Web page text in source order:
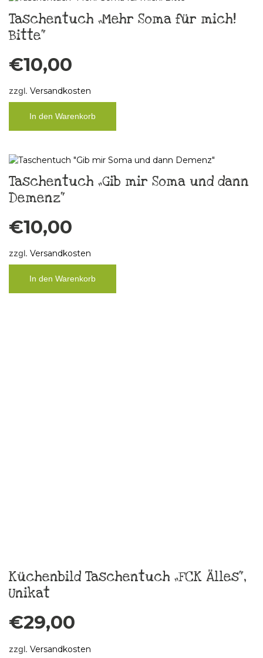
Taschentuch „Mehr Soma für mich!
Bitte“
€10,00
zzgl. Versandkosten
In den Warenkorb
Taschentuch „Gib mir Soma und dann
Demenz“
€10,00
zzgl. Versandkosten
In den Warenkorb
In den Warenkorb
Skatje Frida Sommerkleid Gr.38